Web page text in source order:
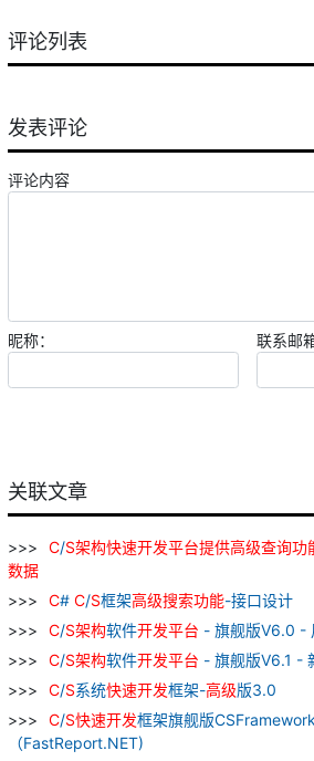
评论列表
发表评论
评论内容
昵称： 联系邮箱
关联文章
C/S架构快速开发平台提供高级查询功
数据
C# C/S框架高级搜索功能-接口设计
C/S架构软件开发平台 - 旗舰版V6.0 -
C/S架构软件开发平台 - 旗舰版V6.1 -
C/S系统快速开发框架-高级版3.0
C/S快速开发框架旗舰版
（FastReport.NET)